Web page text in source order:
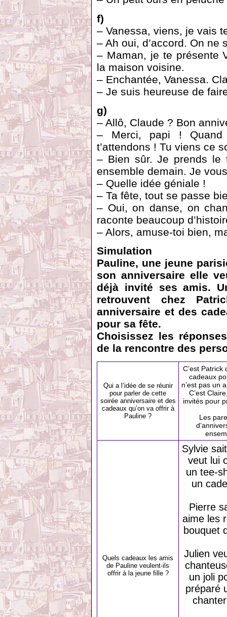
f)
– Vanessa, viens, je vais
– Ah oui, d’accord. On ne
– Maman, je te présente
la maison voisine.
– Enchantée, Vanessa.
– Je suis heureuse de
g)
– Allô, Claude ? Bon
– Merci, papi !
t’attendons ! Tu viens ce
– Bien sûr. Je prends le
ensemble demain. Je
– Quelle idée géniale !
– Ta fête, tout se passe
– Oui, on danse, on
raconte beaucoup
– Alors, amuse-toi bien,
Simulation
Pauline, une jeune
son anniversaire elle
déjà invité ses amis.
retrouvent chez
anniversaire et des
pour sa fête.
Choisissez les
de la rencontre des
Qui a l’idée de se réunir
pour parler de cette
soirée anniversaire et des
cadeaux qu’on va offrir à
Pauline ?
C’est
cadeaux
n’est pas un
C’est
invités pour
Les
Quels cadeaux les amis
de Pauline veulent-ils
offrir à la jeune fille ?
Sylvie
veut lui
un tee-
un
Pierre
aime les
bouquet
Julien
un joli
préparé